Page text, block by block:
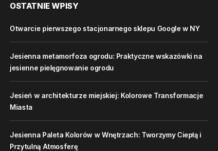
OSTATNIE WPISY
Otwarcie pierwszego stacjonarnego sklepu Google w NY
Jesienna metamorfoza ogrodu: Praktyczne wskazówki na
jesienne pielęgnowanie ogrodu
Jesień w architekturze miejskiej: Kolorowe Transformacje
Miasta
Jesienna Paleta Kolorów w Wnętrzach: Tworzymy Ciepłą i
Przytulną Atmosferę